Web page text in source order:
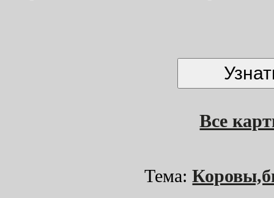
Все
Тема: